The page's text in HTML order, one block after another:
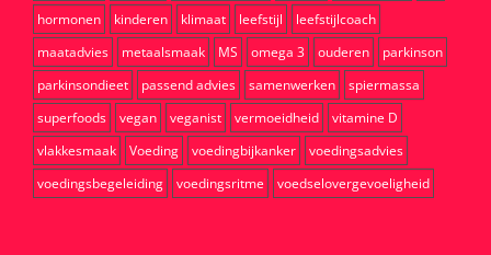
hormonen
kinderen klimaat leefstijl
leefstijlcoach
maatadvies
metaalsmaak MS omega 3 ouderen
parkinson
parkinsondieet
passend advies samenwerken
spiermassa
superfoods
vegan veganist vermoeidheid
vitamine D
vlakkesmaak
Voeding voedingbijkanker
voedingsadvies
voedingsbegeleiding
voedingsritme voedselovergevoeligheid